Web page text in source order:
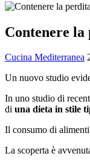
Contenere
Cucina Mediterranea
Un nuovo studio
In uno studio di
di una dieta in stile
Il consumo di
La scoperta è